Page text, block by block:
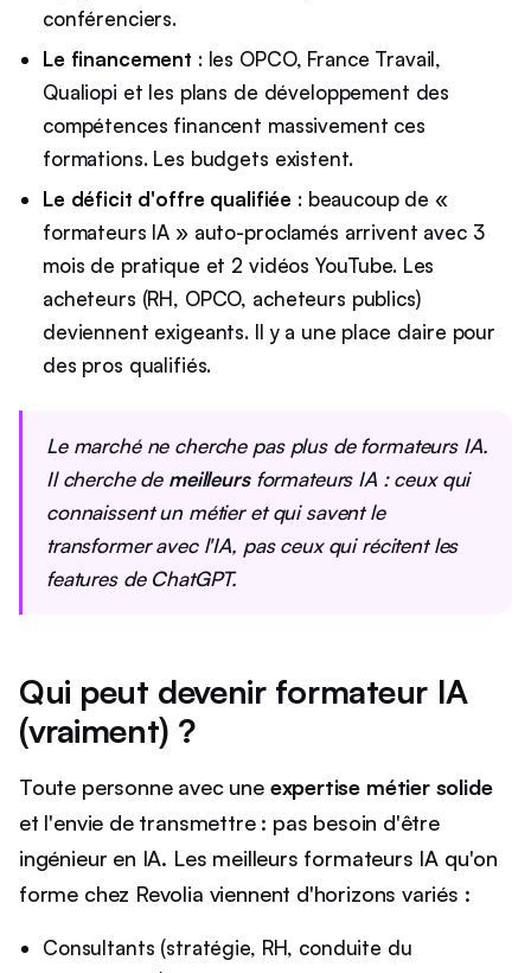
conférenciers.
Le financement : les OPCO, France Travail,
Qualiopi et les plans de développement des
compétences financent massivement ces
formations. Les budgets existent.
Le déficit d'offre qualifiée : beaucoup de «
formateurs IA » auto-proclamés arrivent avec 3
mois de pratique et 2 vidéos YouTube. Les
acheteurs (RH, OPCO, acheteurs publics)
deviennent exigeants. Il y a une place claire pour
des pros qualifiés.
Le marché ne cherche pas plusde formateurs IA.
Il cherche de meilleursformateurs IA : ceux qui
connaissent un métier et qui savent le
transformer avec l'IA, pas ceux qui récitent les
features de ChatGPT.
Qui peut devenir formateur IA
(vraiment) ?
Toute personne avec une expertise métier solide
et l'envie de transmettre : pas besoin d'être
ingénieur en IA. Les meilleurs formateurs IA qu'on
forme chez Revolia viennent d'horizons variés :
Consultants (stratégie, RH, conduite du